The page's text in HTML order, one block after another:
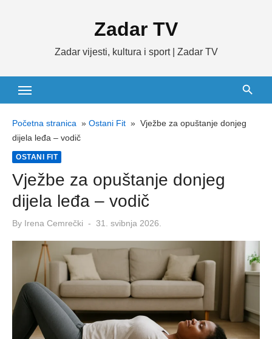
Zadar TV
Zadar vijesti, kultura i sport | Zadar TV
Početna stranica » Ostani Fit » Vježbe za opuštanje donjeg
dijela leđa – vodič
OSTANI FIT
Vježbe za opuštanje donjeg
dijela leđa – vodič
By Irena Cemrečki
Posted
31. svibnja 2026.